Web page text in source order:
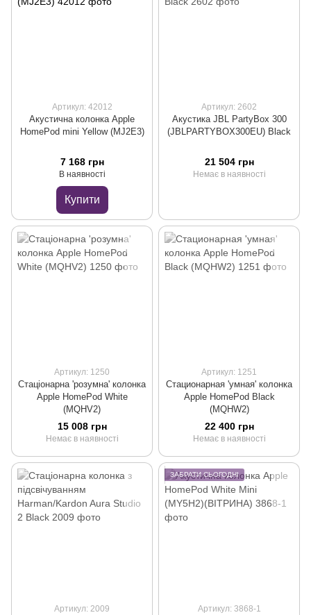
Артикул: 42012
Акустична колонка Apple
HomePod mini Yellow (MJ2E3)
7 168 грн
В наявності
Купити
Артикул: 2602
Акустика JBL PartyBox 300
(JBLPARTYBOX300EU) Black
21 504 грн
Немає в наявності
Артикул: 1250
Стаціонарна 'розумна' колонка
Apple HomePod White
(MQHV2)
15 008 грн
Немає в наявності
Артикул: 1251
Стационарная 'умная' колонка
Apple HomePod Black
(MQHW2)
22 400 грн
Немає в наявності
Артикул: 2009
ЗАБРАТИ СЬОГОДНІ
Артикул: 3868-1